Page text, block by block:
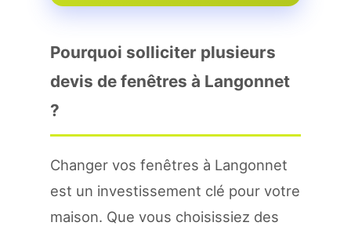
Pourquoi solliciter plusieurs
devis de fenêtres à Langonnet
?
Changer vos fenêtres à Langonnet
est un investissement clé pour votre
maison. Que vous choisissiez des